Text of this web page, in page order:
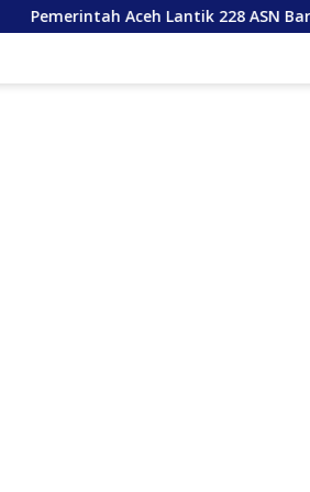
Lantik 228 ASN Baru untuk 22 SKPA